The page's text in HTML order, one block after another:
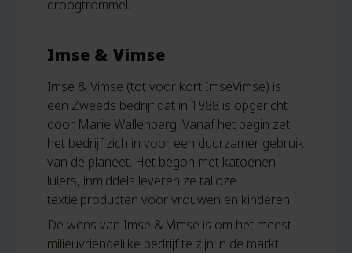
droogtrommel.
Imse & Vimse
Imse & Vimse (tot voor kort ImseVimse) is
een Zweeds bedrijf dat in 1988 is opgericht
door Marie Wallenberg. Vanaf het begin zet
het bedrijf zich in voor een duurzamer gebruik
van de planeet. Het begon met katoenen
luiers, inmiddels leveren ze talloze
textielproducten voor vrouwen en kinderen.
De wens van Imse & Vimse is om het meest
milieuvriendelijke bedrijf te zijn in de markt.